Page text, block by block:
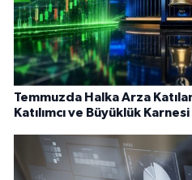
Temmuzda Halka Arza
Katılımcı ve Büyüklük Karnesi